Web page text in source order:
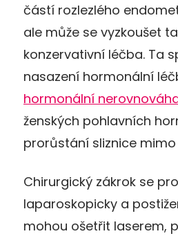
částí rozlezlého
ale může se vyzkoušet
konzervativní léčba. Ta
nasazení hormonální
hormonální
ženských pohlavních
prorůstání sliznice mimo
Chirurgický zákrok se
laparoskopicky a
mohou ošetřit laserem,